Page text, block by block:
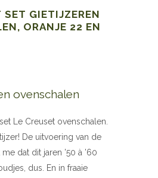
SET GIETIJZEREN
ORANJE 22 EN
ovenschalen
Le Creuset ovenschalen.
De uitvoering van de
dat dit jaren ’50 à ’60
dus. En in fraaie